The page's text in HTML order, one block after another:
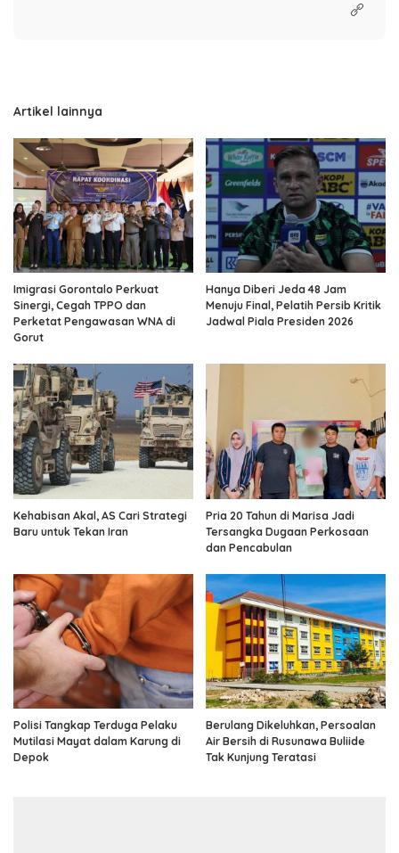
Artikel lainnya
Imigrasi Gorontalo Perkuat
Sinergi, Cegah TPPO dan
Perketat Pengawasan WNA di
Gorut
Hanya Diberi Jeda 48 Jam
Menuju Final, Pelatih Persib Kritik
Jadwal Piala Presiden 2026
Kehabisan Akal, AS Cari Strategi
Baru untuk Tekan Iran
Pria 20 Tahun di Marisa Jadi
Tersangka Dugaan Perkosaan
dan Pencabulan
Polisi Tangkap Terduga Pelaku
Mutilasi Mayat dalam Karung di
Depok
Berulang Dikeluhkan, Persoalan
Air Bersih di Rusunawa Buliide
Tak Kunjung Teratasi